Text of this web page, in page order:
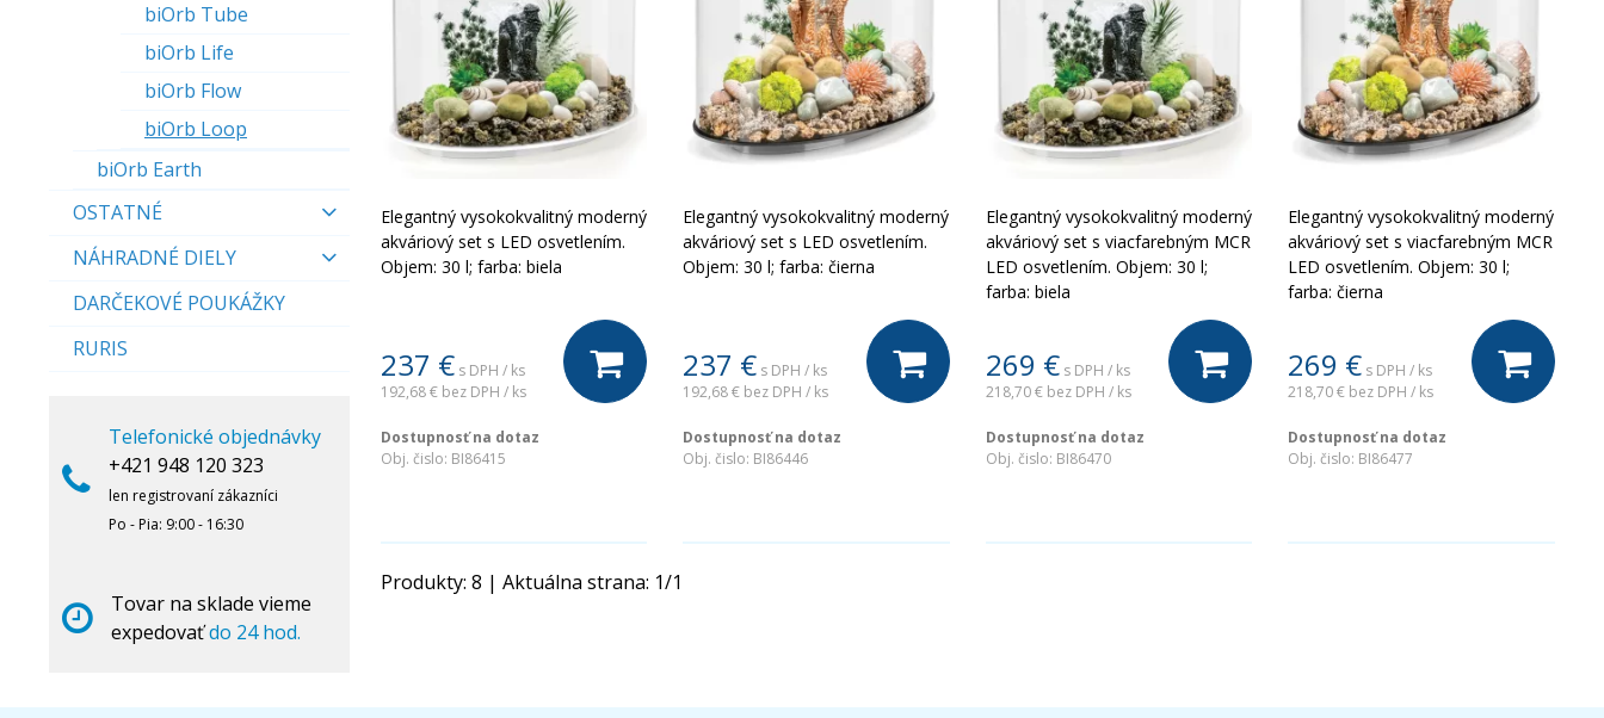
Elegantný vysokokvalitný moderný
akváriový set s LED osvetlením.
Objem: 30 l; farba: biela
237 € s DPH / ks
192,68 € bez DPH / ks
Dostupnosť na dotaz
Obj. čislo: BI86415
Elegantný vysokokvalitný moderný
akváriový set s LED osvetlením.
Objem: 30 l; farba: čierna
237 € s DPH / ks
192,68 € bez DPH / ks
Dostupnosť na dotaz
Obj. čislo: BI86446
Elegantný vysokokvalitný moderný
akváriový set s viacfarebným MCR
LED osvetlením. Objem: 30 l;
farba: biela
269 € s DPH / ks
218,70 € bez DPH / ks
Dostupnosť na dotaz
Obj. čislo: BI86470
Elegantný vysokokvalitný moderný
akváriový set s viacfarebným MCR
LED osvetlením. Objem: 30 l;
farba: čierna
269 € s DPH / ks
218,70 € bez DPH / ks
Dostupnosť na dotaz
Obj. čislo: BI86477
Produkty: 8 | Aktuálna strana: 1/1
biOrb Tube
biOrb Life
biOrb Flow
biOrb Loop
biOrb Earth
OSTATNÉ
NÁHRADNÉ DIELY
DARČEKOVÉ POUKÁŽKY
RURIS
Telefonické objednávky
+421 948 120 323
len registrovaní zákazníci
Po - Pia: 9:00 - 16:30
Tovar na sklade vieme
expedovaťdo 24 hod.